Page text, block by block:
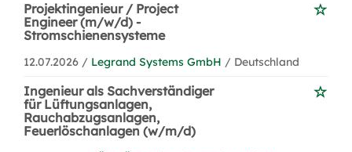
Projektingenieur / Project
Engineer (m/w/d) -
Stromschienensysteme
12.07.2026 / Legrand Systems GmbH / Deutschland
Ingenieur als Sachverständiger
für Lüftungsanlagen,
Rauchabzugsanlagen,
Feuerlöschanlagen (w/m/d)